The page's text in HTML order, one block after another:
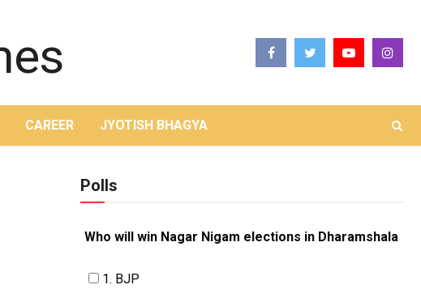
CAREER JYOTISH BHAGYA
Polls
Who will win Nagar Nigam elections in Dharamshala
1. BJP